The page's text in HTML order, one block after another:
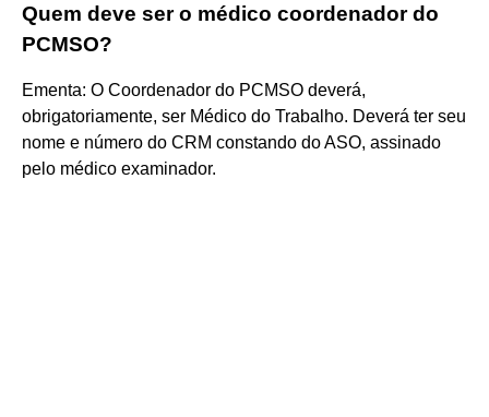
Quem deve ser o médico coordenador do
PCMSO?
Ementa: O Coordenador do PCMSO deverá,
obrigatoriamente, ser Médico do Trabalho. Deverá ter seu
nome e número do CRM constando do ASO, assinado
pelo médico examinador.